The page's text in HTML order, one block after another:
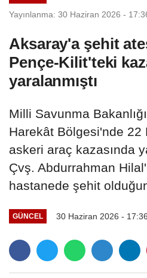
Yayınlanma: 30 Haziran 2026 -
Aksaray'a şehit
Pençe-Kilit'teki
yaralanmıştı
Milli Savunma
Harekât Bölgesi'nde 22
askeri araç kazasında
Çvş. Abdurrahman
hastanede şehit
GÜNCEL 30 Haziran 2026 - 17:36